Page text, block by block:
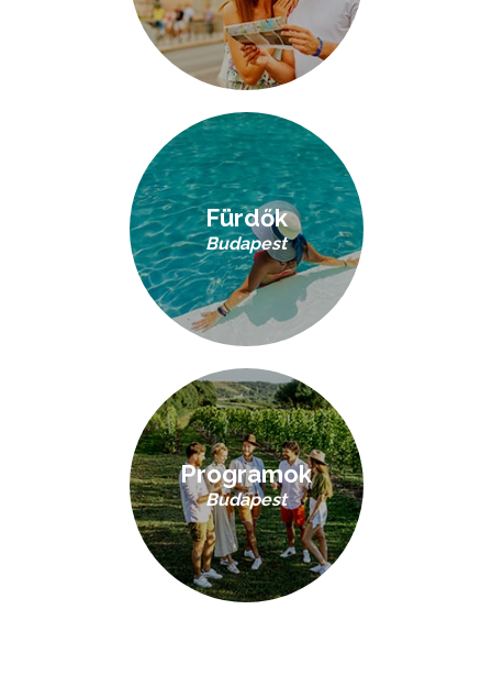
Fürdők
Budapest
Programok
Budapest